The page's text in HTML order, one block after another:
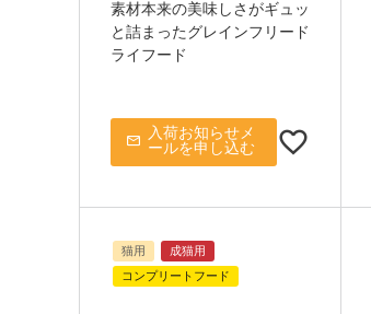
素材本来の美味しさがギュッ
と詰まったグレインフリード
ライフード
入荷お知らせメ
ールを申し込む
猫用
成猫用
コンプリートフード